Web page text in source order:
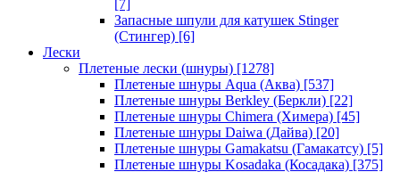
[7]
Запасные шпули для катушек Stinger
(Стингер) [6]
Лески
Плетеные лески (шнуры) [1278]
Плетеные шнуры Aqua (Аква) [537]
Плетеные шнуры Berkley (Беркли) [22]
Плетеные шнуры Chimera (Химера) [45]
Плетеные шнуры Daiwa (Дайва) [20]
Плетеные шнуры Gamakatsu (Гамакатсу) [5]
Плетеные шнуры Kosadaka (Косадака) [375]